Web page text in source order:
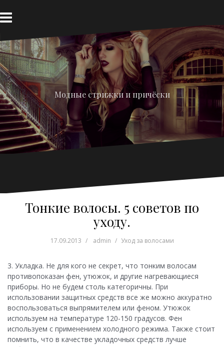
к
содержимому
Модные стрижки и причёски
Тонкие волосы. 5 советов по
уходу.
17.09.2013 admin Уход за волосами
3. Укладка. Не для кого не секрет, что тонким волосам
противопоказан фен, утюжок, и другие нагревающиеся
приборы. Но не будем столь категоричны. При
использовании защитных средств все же можно аккуратно
воспользоваться выпрямителем или феном. Утюжок
используем на температуре 120-150 градусов. Фен
используем с применением холодного режима. Также стоит
помнить, что в качестве укладочных средств лучше